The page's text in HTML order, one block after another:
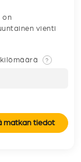
on
vienti
?
matkan tiedot